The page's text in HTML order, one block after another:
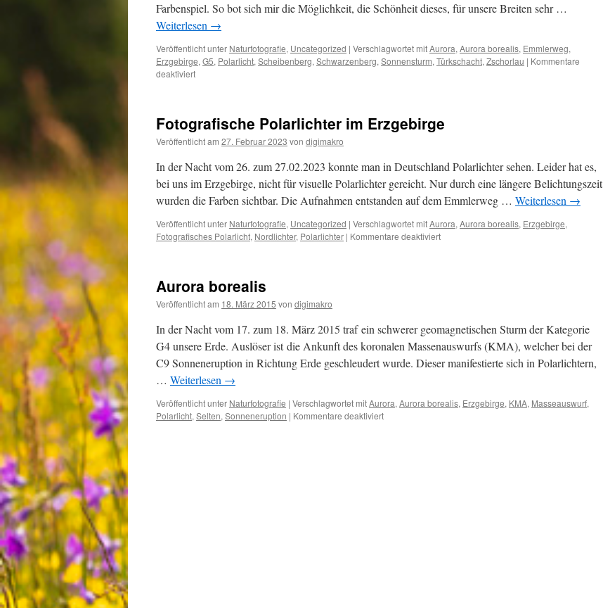
Farbenspiel. So bot sich mir die Möglichkeit, die Schönheit dieses, für unsere Breiten sehr …
Weiterlesen →
Veröffentlicht unter Naturfotografie, Uncategorized | Verschlagwortet mitAurora, Aurora borealis, Emmlerweg,
Erzgebirge, G5, Polarlicht, Scheibenberg, Schwarzenberg, Sonnensturm, Türkschacht, Zschorlau | Kommentare
deaktiviertfür
Himmelsspektakel!!!
Fotografische Polarlichter im Erzgebirge
Veröffentlicht am 27. Februar 2023 von digimakro
In der Nacht vom 26. zum 27.02.2023 konnte man in Deutschland Polarlichter sehen. Leider hat es,
bei uns im Erzgebirge, nicht für visuelle Polarlichter gereicht. Nur durch eine längere Belichtungszeit
wurden die Farben sichtbar. Die Aufnahmen entstanden auf dem Emmlerweg … Weiterlesen →
Veröffentlicht unter Naturfotografie, Uncategorized | Verschlagwortet mitAurora, Aurora borealis, Erzgebirge,
Fotografisches Polarlicht, Nordlichter, Polarlichter | Kommentare deaktiviertfür
Aurora borealis
Veröffentlicht am 18. März 2015 von digimakro
In der Nacht vom 17. zum 18. März 2015 traf ein schwerer geomagnetischen Sturm der Kategorie
G4 unsere Erde. Auslöser ist die Ankunft des koronalen Massenauswurfs (KMA), welcher bei der
C9 Sonneneruption in Richtung Erde geschleudert wurde. Dieser manifestierte sich in Polarlichtern,
… Weiterlesen →
Veröffentlicht unter Naturfotografie | Verschlagwortet mitAurora, Aurora borealis, Erzgebirge, KMA, Masseauswurf,
Polarlicht, Selten, Sonneneruption | Kommentare deaktiviertfür